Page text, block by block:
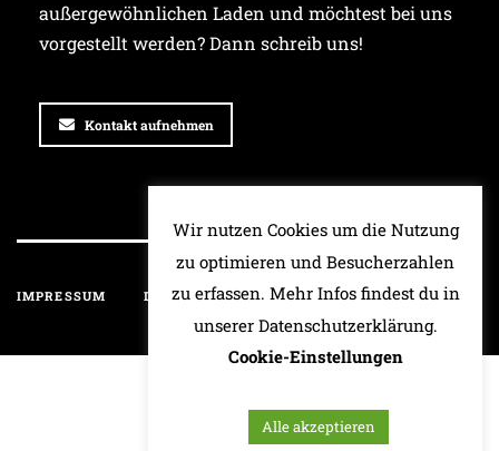
außergewöhnlichen Laden und möchtest bei uns
vorgestellt werden? Dann schreib uns!
Kontakt aufnehmen
IMPRESSUM DATENSCHUTZ HAFTUNGSAUSSCHLUSS
Wir nutzen Cookies um die Nutzung
zu optimieren und Besucherzahlen
zu erfassen. Mehr Infos findest du in
unserer Datenschutzerklärung.
Cookie-Einstellungen
Alle akzeptieren